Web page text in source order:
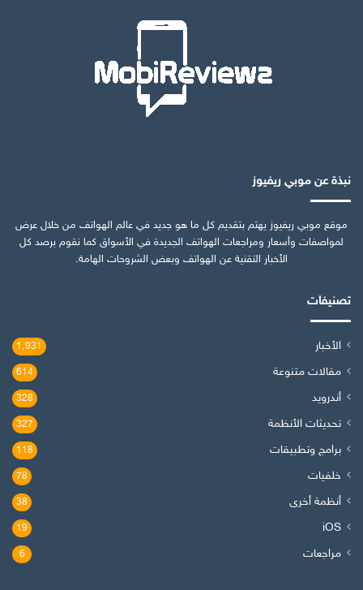
نبذة عن موبي ريفيوز
موقع موبي ريفيوز يهتم بتقديم كل ما هو جديد في عالم الهواتف من خلال عرض
لمواصفات وأسعار ومراجعات الهواتف الجديدة في الأسواق كما نقوم برصد كل
الأخبار التقنية عن الهواتف وبعض الشروحات الهامة.
تصنيفات
الأخبار 1٬931
مقالات متنوعة 614
أندرويد 328
تحديثات الأنظمة 327
برامج وتطبيقات 118
خلفيات 78
أنظمة أخرى 38
iOS
19
مراجعات 6